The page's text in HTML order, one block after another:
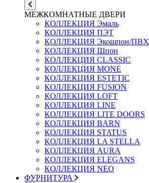
МЕЖКОМНАТНЫЕ ДВЕРИ
КОЛЛЕКЦИЯ Эмаль
КОЛЛЕКЦИЯ ПЭТ
КОЛЛЕКЦИЯ Экошпон/ПВХ
КОЛЛЕКЦИЯ Шпон
КОЛЛЕКЦИЯ CLASSIC
КОЛЛЕКЦИЯ MONE
КОЛЛЕКЦИЯ ESTETIC
КОЛЛЕКЦИЯ FUSION
КОЛЛЕКЦИЯ LOFT
КОЛЛЕКЦИЯ LINE
КОЛЛЕКЦИЯ LITE DOORS
КОЛЛЕКЦИЯ BARN
КОЛЛЕКЦИЯ STATUS
КОЛЛЕКЦИЯ LA STELLA
КОЛЛЕКЦИЯ AURA
КОЛЛЕКЦИЯ ELEGANS
КОЛЛЕКЦИЯ NEO
ФУРНИТУРА